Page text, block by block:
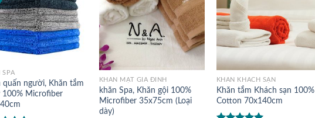
SPA
quấn người, Khăn tắm
100% Microfiber
KHĂN MẶT GIA ĐÌNH
khăn Spa, Khăn gội 100%
Microfiber 35x75cm (Loại
dày)
KHĂN KHÁCH SẠN
Khăn tắm Khách sạn 100%
Cotton 70x140cm